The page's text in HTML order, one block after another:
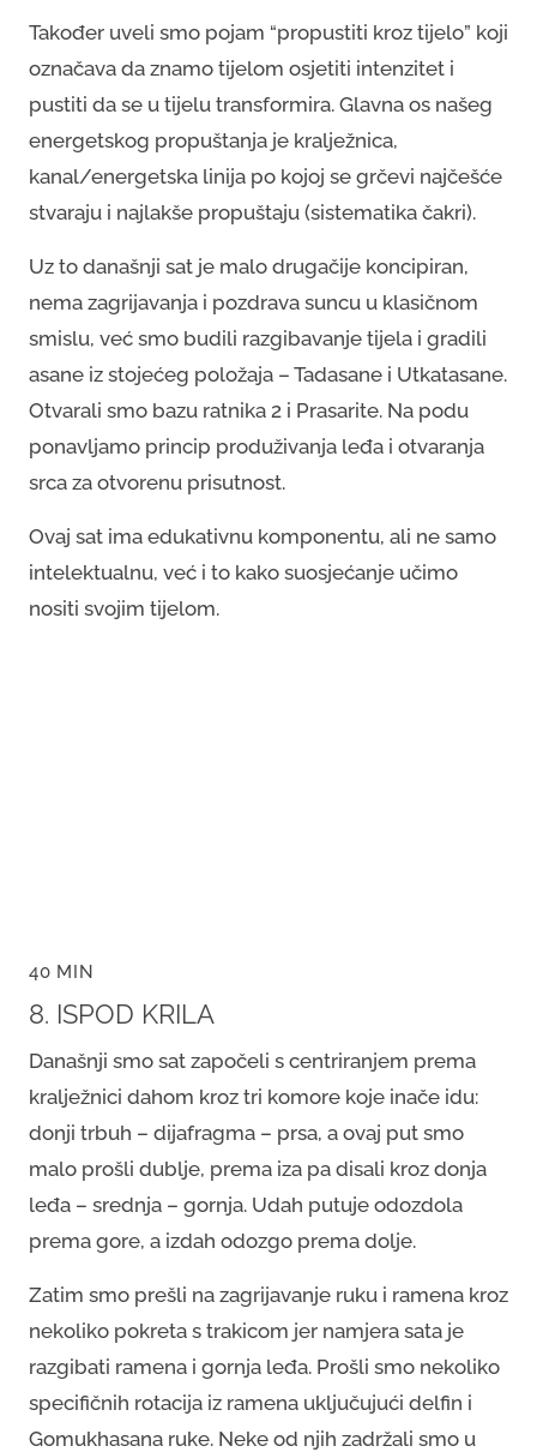
Također uveli smo pojam “propustiti kroz tijelo” koji
označava da znamo tijelom osjetiti intenzitet i
pustiti da se u tijelu transformira. Glavna os našeg
energetskog propuštanja je kralježnica,
kanal/energetska linija po kojoj se grčevi najčešće
stvaraju i najlakše propuštaju (sistematika čakri).
Uz to današnji sat je malo drugačije koncipiran,
nema zagrijavanja i pozdrava suncu u klasičnom
smislu, već smo budili razgibavanje tijela i gradili
asane iz stojećeg položaja – Tadasane i Utkatasane.
Otvarali smo bazu ratnika 2 i Prasarite. Na podu
ponavljamo princip produživanja leđa i otvaranja
srca za otvorenu prisutnost.
Ovaj sat ima edukativnu komponentu, ali ne samo
intelektualnu, već i to kako suosjećanje učimo
nositi svojim tijelom.
40 MIN
8. ISPOD KRILA
Današnji smo sat započeli s centriranjem prema
kralježnici dahom kroz tri komore koje inače idu:
donji trbuh – dijafragma – prsa, a ovaj put smo
malo prošli dublje, prema iza pa disali kroz donja
leđa – srednja – gornja. Udah putuje odozdola
prema gore, a izdah odozgo prema dolje.
Zatim smo prešli na zagrijavanje ruku i ramena kroz
nekoliko pokreta s trakicom jer namjera sata je
razgibati ramena i gornja leđa. Prošli smo nekoliko
specifičnih rotacija iz ramena uključujući delfin i
Gomukhasana ruke. Neke od njih zadržali smo u